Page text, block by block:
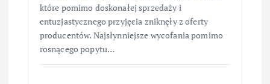
które pomimo doskonałej sprzedaży i
entuzjastycznego przyjęcia zniknęły z oferty
producentów. Najsłynniejsze wycofania pomimo
rosnącego popytu…